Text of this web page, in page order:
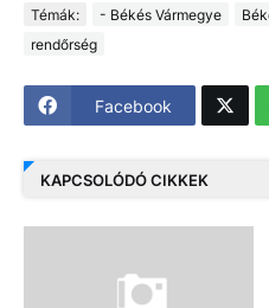
Témák: - Békés Vármegye
rendőrség
Facebook
KAPCSOLÓDÓ CIKKEK